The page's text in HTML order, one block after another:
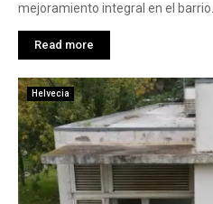
mejoramiento integral en el barrio...
Read more
Helvecia